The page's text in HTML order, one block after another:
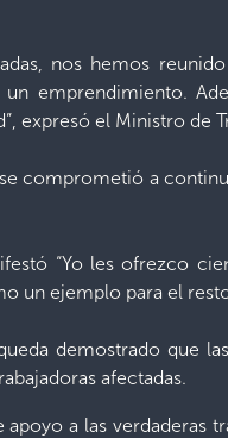
nos hemos
emprendimiento.
expresó el Ministro de
comprometió a
“Yo les ofrezco
un ejemplo para el
demostrado que
afectadas.
a las verdaderas